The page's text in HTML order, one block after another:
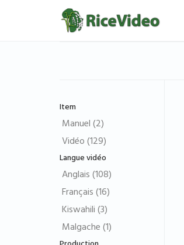
Item
Manuel (2)
Vidéo (129)
Langue vidéo
Anglais (108)
Français (16)
Kiswahili (3)
Malgache (1)